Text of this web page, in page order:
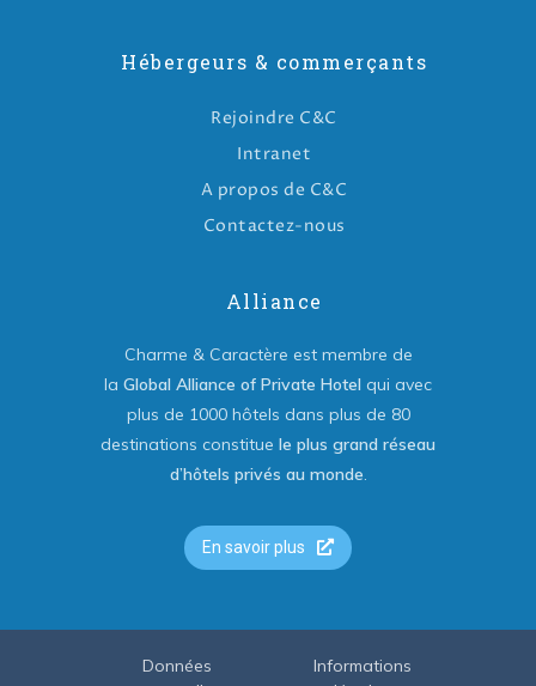
Hébergeurs & commerçants
Rejoindre C&C
Intranet
A propos de C&C
Contactez-nous
Alliance
Charme & Caractère est membre de
la Global Alliance of Private Hotel qui avec
plus de 1000 hôtels dans plus de 80
destinations constitue le plus grand réseau
d’hôtels privés au monde.
En savoir plus
Données
Informations